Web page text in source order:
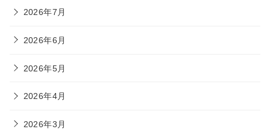
2026年7月
2026年6月
2026年5月
2026年4月
2026年3月